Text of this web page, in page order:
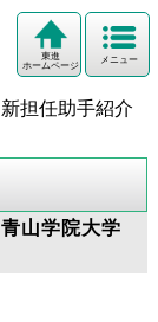
メニュー
東進
ホームページ
新担任助手紹介
山学院大学